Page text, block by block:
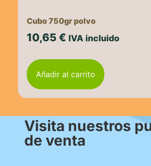
Cubo 750gr polvo
10,65€ IVA incluido
Añadir al carrito
Visita nuestros
de venta